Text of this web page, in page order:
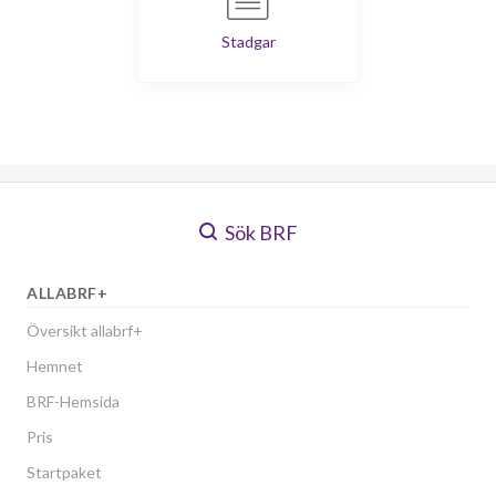
Stadgar
Sök BRF
ALLABRF+
Översikt allabrf+
Hemnet
BRF-Hemsida
Pris
Startpaket